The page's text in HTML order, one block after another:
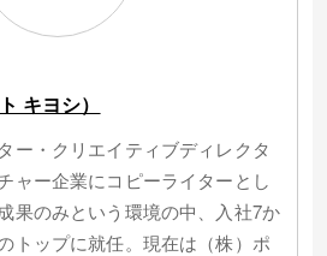
キヨシ）
ー・クリエイティブディレクタ
ャー企業にコピーライターとし
果のみという環境の中、入社7か
トップに就任。現在は（株）ポ